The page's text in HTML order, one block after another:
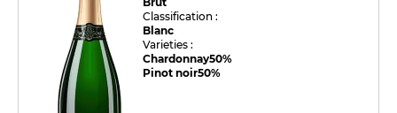
Classification :
Blanc
Varieties :
Chardonnay50%
Pinot noir50%